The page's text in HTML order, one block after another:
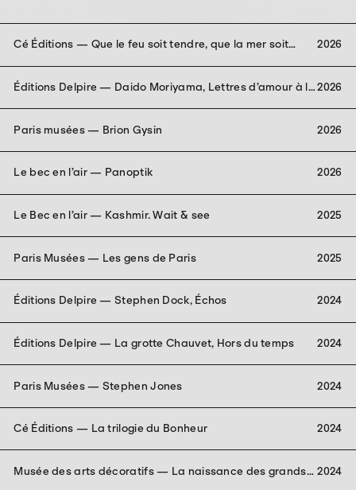
Cé Éditions — Que le feu soit tendre, que la mer soit
2026
Éditions Delpire — Daido Moriyama, Lettres d’amour à la2026
Paris musées — Brion Gysin 2026
Le bec en l’air — Panoptik 2026
Le Bec en l’air — Kashmir. Wait & see 2025
Paris Musées — Les gens de Paris 2025
Éditions Delpire — Stephen Dock, Échos 2024
Éditions Delpire — La grotte Chauvet, Hors du temps 2024
Paris Musées — Stephen Jones 2024
Cé Éditions — La trilogie du Bonheur 2024
Musée des arts décoratifs — La naissance des grands
2024